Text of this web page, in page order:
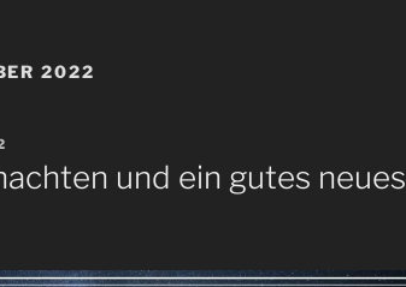
2022
und ein gutes neues